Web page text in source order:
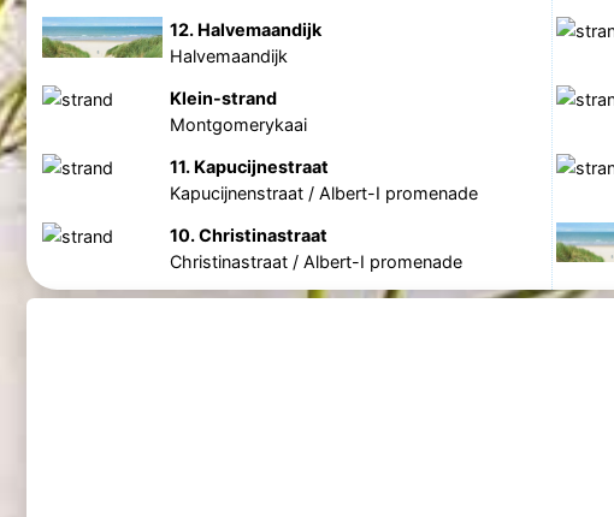
12. Halvemaandijk
Halvemaandijk
Klein-strand
Montgomerykaai
11. Kapucijnestraat
Kapucijnenstraat / Albert-I promenade
10. Christinastraat
Christinastraat / Albert-I promenade